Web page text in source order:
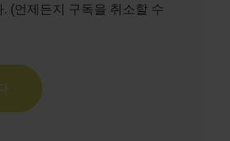
(언제든지 구독을 취소할 수